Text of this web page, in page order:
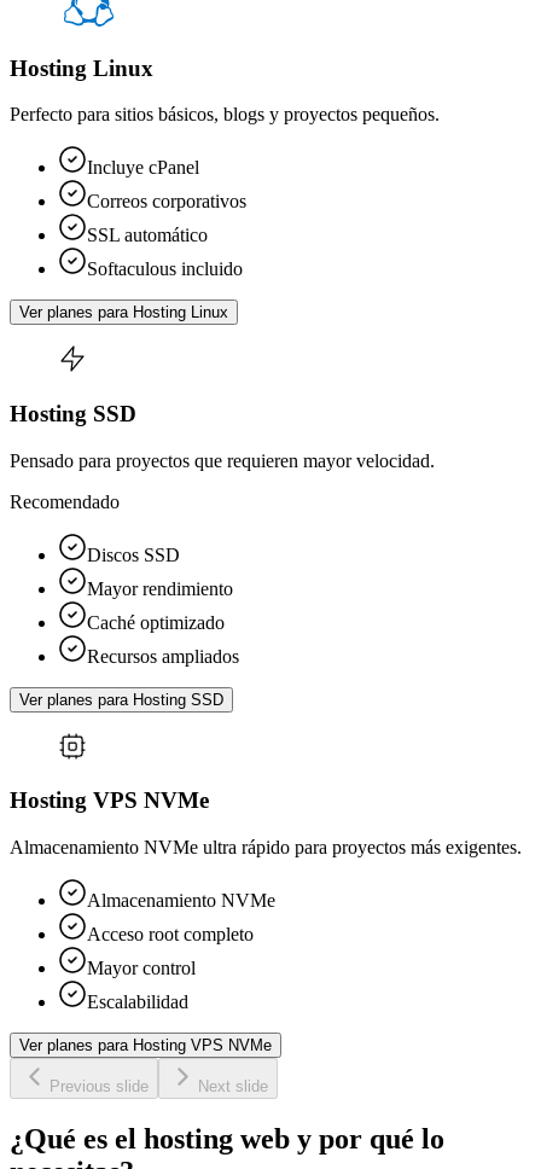
Hosting Linux
Perfecto para sitios básicos, blogs y proyectos pequeños.
Incluye cPanel
Correos corporativos
SSL automático
Softaculous incluido
Ver planes para Hosting Linux
Hosting SSD
Pensado para proyectos que requieren mayor velocidad.
Recomendado
Discos SSD
Mayor rendimiento
Caché optimizado
Recursos ampliados
Ver planes para Hosting SSD
Hosting VPS NVMe
Almacenamiento NVMe ultra rápido para proyectos más exigentes.
Almacenamiento NVMe
Acceso root completo
Mayor control
Escalabilidad
Ver planes para Hosting VPS NVMe
Previous slide Next slide
¿Qué es el hosting web y por qué lo